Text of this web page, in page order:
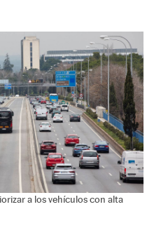
a los vehículos con alta